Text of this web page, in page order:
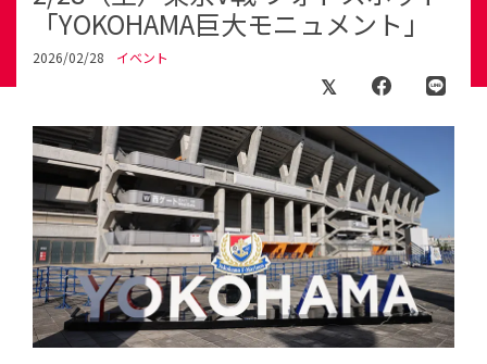
「YOKOHAMA巨大モニュメント」
2026/02/28 イベント